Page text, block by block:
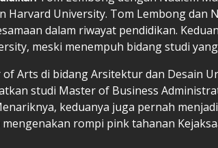
Harvard University. Tom Lembong dan
dalam riwayat pendidikan.
meski menempuh bidang studi
Arts di bidang Arsitektur dan Desain
studi Master of Business
keduanya juga pernah
rompi pink tahanan